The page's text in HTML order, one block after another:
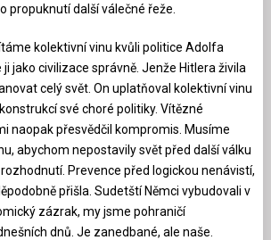
propuknutí další válečné řeže.
kolektivní vinu kvůli politice Adolfa
jako civilizace správně. Jenže Hitlera živila
celý svět. On uplatňoval kolektivní vinu
své choré politiky. Vítězné
naopak přesvědčil kompromis. Musíme
abychom nepostavily svět před další válku
Prevence před logickou nenávistí,
přišla. Sudetští Němci vybudovali v
zázrak, my jsme pohraničí
dnů. Je zanedbané, ale naše.